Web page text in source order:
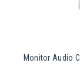
Monitor Audio